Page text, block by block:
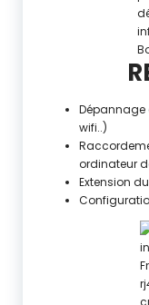
Dépannage
wifi..)
ordinateur
Extension